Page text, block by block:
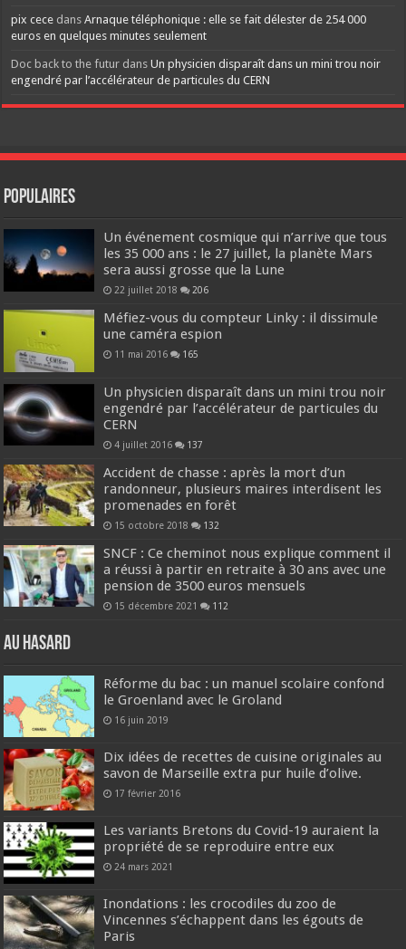
pix cece dansArnaque téléphonique : elle se fait délester de 254 000
euros en quelques minutes seulement
Doc back to the futur dansUn physicien disparaît dans un mini trou noir
engendré par l’accélérateur de particules du CERN
Populaires
Un événement cosmique qui n’arrive que tous
les 35 000 ans : le 27 juillet, la planète Mars
sera aussi grosse que la Lune
22 juillet 2018 206
Méfiez-vous du compteur Linky : il dissimule
une caméra espion
11 mai 2016 165
Un physicien disparaît dans un mini trou noir
engendré par l’accélérateur de particules du
CERN
4 juillet 2016 137
Accident de chasse : après la mort d’un
randonneur, plusieurs maires interdisent les
promenades en forêt
15 octobre 2018 132
SNCF : Ce cheminot nous explique comment il
a réussi à partir en retraite à 30 ans avec une
pension de 3500 euros mensuels
15 décembre 2021 112
Au hasard
Réforme du bac : un manuel scolaire confond
le Groenland avec le Groland
16 juin 2019
Dix idées de recettes de cuisine originales au
savon de Marseille extra pur huile d’olive.
17 février 2016
Les variants Bretons du Covid-19 auraient la
propriété de se reproduire entre eux
24 mars 2021
Inondations : les crocodiles du zoo de
Vincennes s’échappent dans les égouts de
Paris